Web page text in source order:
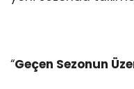
“Geçen Sezonun